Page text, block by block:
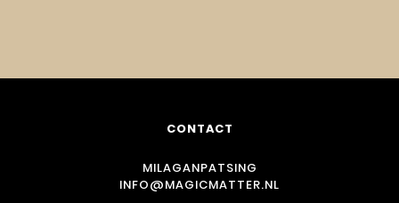
CONTACT
MILAGANPATSING
INFO@MAGICMATTER.NL